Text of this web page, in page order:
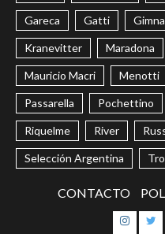
Gareca Gatti
Kranevitter Maradona
Mauricio Macri Menotti
Passarella Pochettino
Riquelme River
Selección Argentina
CONTACTO